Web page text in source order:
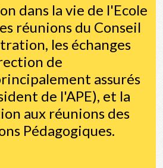
dans la vie de l'Ecole
réunions du Conseil
les échanges
de
assurés
de l'APE), et la
aux réunions des
Pédagogiques.